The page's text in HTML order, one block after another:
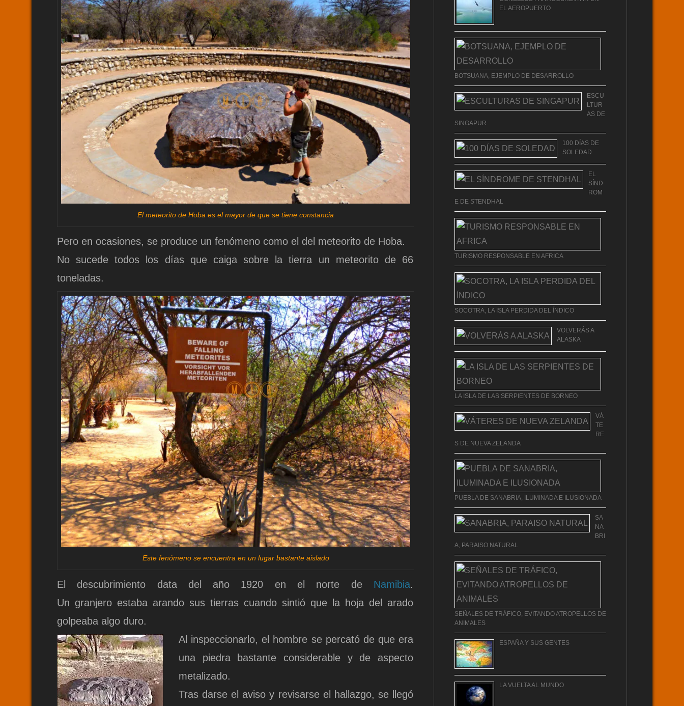
El meteorito de Hoba es el mayor de que se tiene constancia
Pero en ocasiones, se produce un fenómeno como el del meteorito de Hoba.
No sucede todos los días que caiga sobre la tierra un meteorito de 66
toneladas.
Este fenómeno se encuentra en un lugar bastante aislado
El descubrimiento data del año 1920 en el norte de Namibia.
Un granjero estaba arando sus tierras cuando sintió que la hoja del arado
golpeaba algo duro.
Al inspeccionarlo, el hombre se percató de que era
una piedra bastante considerable y de aspecto
metalizado.
Tras darse el aviso y revisarse el hallazgo, se llegó
EL AEROPUERTO
BOTSUANA, EJEMPLO DE DESARROLLO
ESCU
LTUR
AS DE
SINGAPUR
100 DÍAS DE
SOLEDAD
EL
SÍND
ROM
E DE STENDHAL
TURISMO RESPONSABLE EN AFRICA
SOCOTRA, LA ISLA PERDIDA DEL ÍNDICO
VOLVERÁS A
ALASKA
LA ISLA DE LAS SERPIENTES DE BORNEO
VÁ
TE
RE
S DE NUEVA ZELANDA
PUEBLA DE SANABRIA, ILUMINADA E ILUSIONADA
SA
NA
BRI
A, PARAISO NATURAL
SEÑALES DE TRÁFICO, EVITANDO ATROPELLOS DE
ANIMALES
ESPAÑA Y SUS GENTES
LA VUELTA AL MUNDO